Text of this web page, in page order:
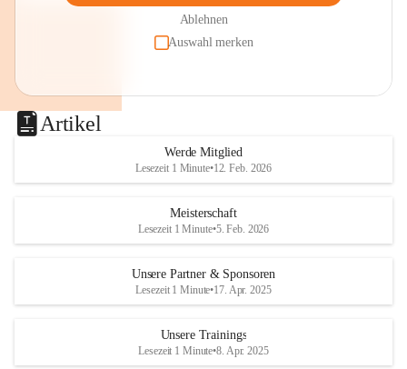
Ablehnen
Auswahl merken
Artikel
Werde Mitglied
Lesezeit 1 Minute•12. Feb. 2026
Meisterschaft
Lesezeit 1 Minute•5. Feb. 2026
Unsere Partner & Sponsoren
Lesezeit 1 Minute•17. Apr. 2025
Unsere Trainings
Lesezeit 1 Minute•8. Apr. 2025